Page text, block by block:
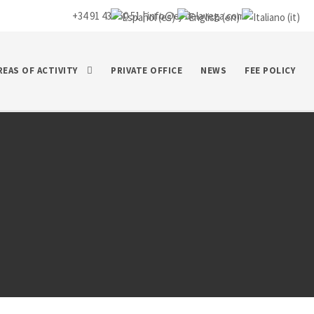
+34 91 435 50 51 |info@ej-delavega.com
OF ACTIVITY PRIVATE OFFICE NEWS FEE POLICY